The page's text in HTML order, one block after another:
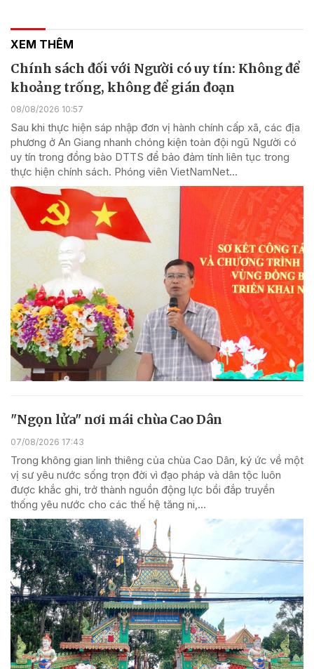
XEM THÊM
Chính sách đối với Người có uy tín: Không để
khoảng trống, không để gián đoạn
08/08/2026 10:57
Sau khi thực hiện sáp nhập đơn vị hành chính cấp xã, các địa
phương ở An Giang nhanh chóng kiện toàn đội ngũ Người có
uy tín trong đồng bào DTTS để bảo đảm tính liên tục trong
thực hiện chính sách. Phóng viên VietNamNet...
"Ngọn lửa" nơi mái chùa Cao Dân
07/08/2026 17:43
Trong không gian linh thiêng của chùa Cao Dân, ký ức về một
vị sư yêu nước sống trọn đời vì đạo pháp và dân tộc luôn
được khắc ghi, trở thành nguồn động lực bồi đắp truyền
thống yêu nước cho các thế hệ tăng ni,...